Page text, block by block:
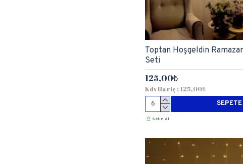
Toptan Hoşgeldin
Seti
125,00₺
Kdv Hariç : 125,00₺
Satın Al